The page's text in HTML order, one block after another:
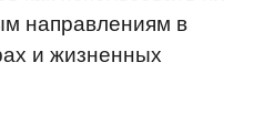
направлениям в
и жизненных